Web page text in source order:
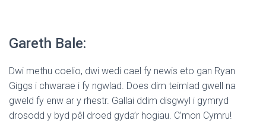
Gareth Bale:
Dwi methu coelio, dwi wedi cael fy newis eto gan Ryan
Giggs i chwarae i fy ngwlad. Does dim teimlad gwell na
gweld fy enw ar y rhestr. Gallai ddim disgwyl i gymryd
drosodd y byd pêl droed gyda’r hogiau. C’mon Cymru!